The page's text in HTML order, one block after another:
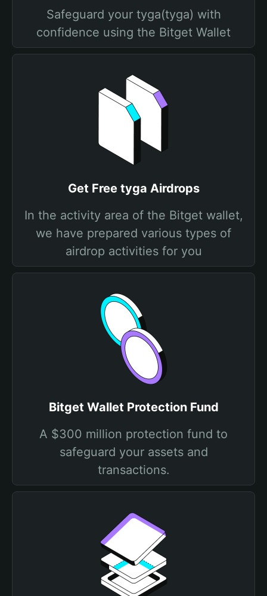
Safeguard your tyga(tyga) with
confidence using the Bitget Wallet
Get Free tyga Airdrops
In the activity area of the Bitget wallet,
we have prepared various types of
airdrop activities for you
Bitget Wallet Protection Fund
A $300 million protection fund to
safeguard your assets and
transactions.